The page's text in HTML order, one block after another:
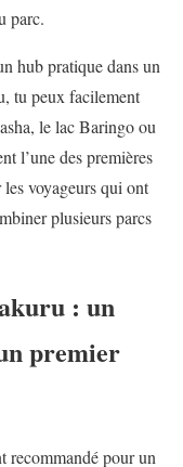
parc.
hub pratique dans un
tu peux facilement
le lac Baringo ou
l’une des premières
voyageurs qui ont
plusieurs parcs
: un
premier
recommandé pour un